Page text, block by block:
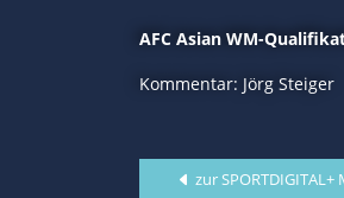
AFC Asian WM-
Kommentar: Jörg Steiger
zur